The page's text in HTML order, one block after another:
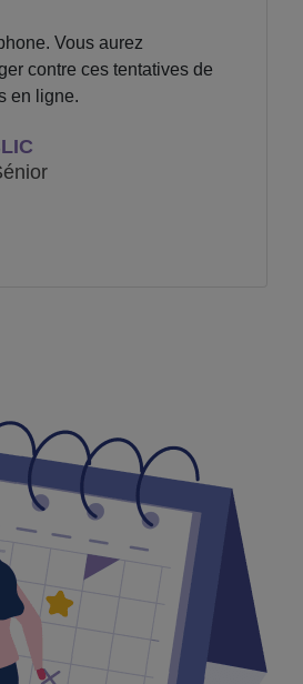
Vous aurez
contre ces tentatives de
en ligne.